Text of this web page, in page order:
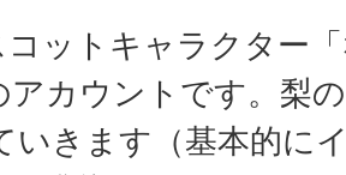
コットキャラクター
アカウントです。梨
いきます（基本的に